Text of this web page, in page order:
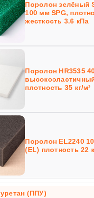
Поролон зелёный
100 мм SPG,
жесткость 3.6 кПа
Поролон HR3535
плотность 35 кг/м³
Поролон EL2240
(EL) плотность 22
(ППУ)